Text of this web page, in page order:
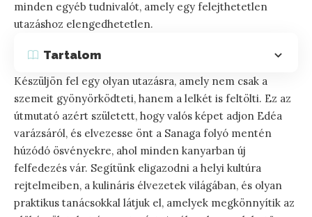
minden egyéb tudnivalót, amely egy felejthetetlen
utazáshoz elengedhetetlen.
Tartalom
Készüljön fel egy olyan utazásra, amely nem csak a
szemeit gyönyörködteti, hanem a lelkét is feltölti. Ez az
útmutató azért született, hogy valós képet adjon Edéa
varázsáról, és elvezesse önt a Sanaga folyó mentén
húzódó ösvényekre, ahol minden kanyarban új
felfedezés vár. Segítünk eligazodni a helyi kultúra
rejtelmeiben, a kulináris élvezetek világában, és olyan
praktikus tanácsokkal látjuk el, amelyek megkönnyítik az